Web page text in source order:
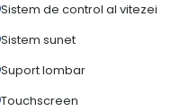
Sistem de control al vitezei
Sistem sunet
Suport lombar
Touchscreen